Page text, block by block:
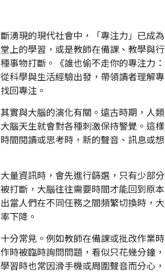
現的現代社會中，「專注力」已成
上的學習，或是教師在備課、教學與
事物打斷。《誰也偷不走你的專注力
科學與生活經驗出發，帶領讀者理解
回專注。
與大腦的演化有關。遠古時期，人
腦天生就會對各種刺激保持警覺。這
間閱讀或思考時，新的聲音、訊息或
資訊時，會先進行篩選，只有少部
打斷，大腦往往需要時間才能回到原
當人們在不同任務之間頻繁切換時，
下降。
常見。例如教師在備課或批改作業
時被臨時詢問問題，看似只花幾分鐘
習時也常因滑手機或周圍聲音而分心